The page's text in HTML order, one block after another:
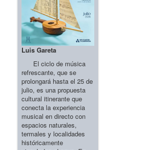
Luis Gareta
El ciclo de música
refrescante, que se
prolongará hasta el 25 de
julio, es una propuesta
cultural itinerante que
conecta la experiencia
musical en directo con
espacios naturales,
termales y localidades
históricamente